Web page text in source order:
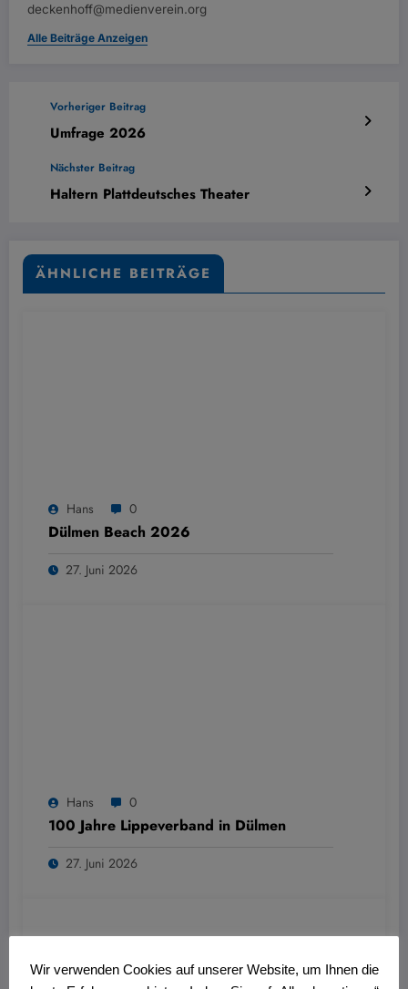
deckenhoff@medienverein.org
Alle Beiträge Anzeigen
Vorheriger Beitrag
Umfrage 2026
Nächster Beitrag
Haltern Plattdeutsches Theater
ÄHNLICHE BEITRÄGE
Hans 0
Dülmen Beach 2026
27. Juni 2026
Hans 0
100 Jahre Lippeverband in Dülmen
27. Juni 2026
Wir verwenden Cookies auf unserer Website, um Ihnen die